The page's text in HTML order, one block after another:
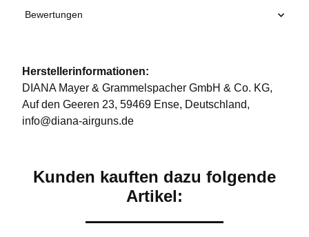
Bewertungen
Herstellerinformationen:
DIANA Mayer & Grammelspacher GmbH & Co. KG,
Auf den Geeren 23, 59469 Ense, Deutschland,
info@diana-airguns.de
Kunden kauften dazu folgende
Artikel: